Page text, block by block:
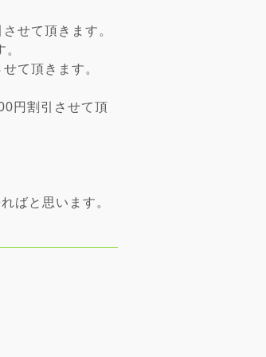
せて頂きます。
て頂きます。
円割引させて頂
ばと思います。